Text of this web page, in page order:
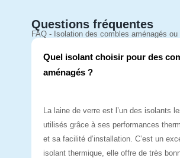
Questions fréquentes
FAQ - Isolation des combles aménagés ou
Quel isolant choisir pour des
aménagés ?
La laine de verre est l’un des isolants
utilisés grâce à ses performances
et sa facilité d’installation. C’est un
isolant thermique, elle offre de très